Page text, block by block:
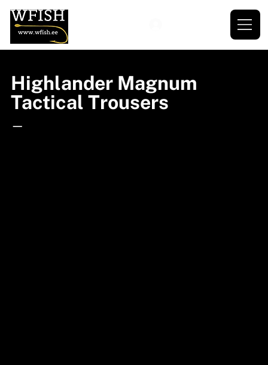
Highlander Magnum
Tactical Trousers
—